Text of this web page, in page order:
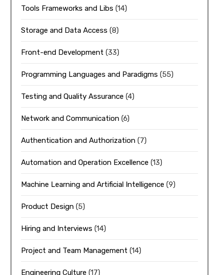
Tools Frameworks and Libs (14)
Storage and Data Access (8)
Front-end Development (33)
Programming Languages and Paradigms (55)
Testing and Quality Assurance (4)
Network and Communication (6)
Authentication and Authorization (7)
Automation and Operation Excellence (13)
Machine Learning and Artificial Intelligence (9)
Product Design (5)
Hiring and Interviews (14)
Project and Team Management (14)
Engineering Culture (17)